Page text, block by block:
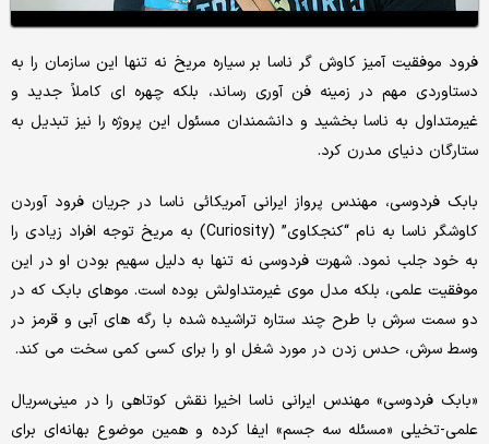
فرود موفقیت آمیز کاوش گر ناسا بر سیاره مریخ نه تنها این سازمان را به
دستاوردی مهم در زمینه فن آوری رساند، بلکه چهره ای کاملاً جدید و
غیرمتداول به ناسا بخشید و دانشمندان مسئول این پروژه را نیز تبدیل به
ستارگان دنیای مدرن کرد.
بابک فردوسی، مهندس پرواز ایرانی آمریکائی ناسا در جریان فرود آوردن
کاوشگر ناسا به نام “کنجکاوی” (Curiosity) به مریخ توجه افراد زیادی را
به خود جلب نمود. شهرت فردوسی نه تنها به دلیل سهیم بودن او در این
موفقیت علمی، بلکه مدل موی غیرمتداولش بوده است. موهای بابک که در
دو سمت سرش با طرح چند ستاره تراشیده شده با رگه های آبی و قرمز در
وسط سرش، حدس زدن در مورد شغل او را برای کسی کمی سخت می کند.
«بابک فردوسی» مهندس ایرانی ناسا اخیرا نقش کوتاهی را در مینی‌سریال
علمی-تخیلی «مسئله سه جسم» ایفا کرده و همین موضوع بهانه‌ای برای